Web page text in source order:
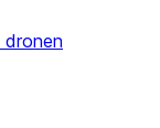
dronen